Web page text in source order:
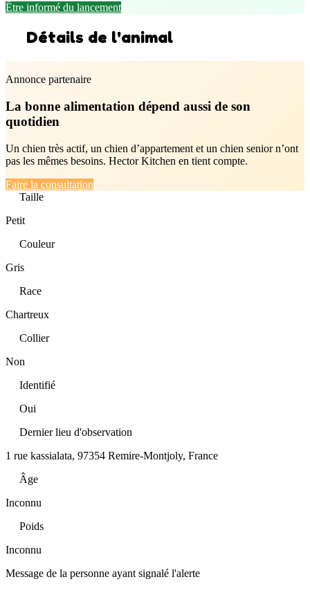
Être informé du lancement
Détails de l'animal
Annonce partenaire
La bonne alimentation dépend aussi de son
quotidien
Un chien très actif, un chien d’appartement et un chien senior n’ont
pas les mêmes besoins. Hector Kitchen en tient compte.
Faire la consultation
Taille
Petit
Couleur
Gris
Race
Chartreux
Collier
Non
Identifié
Oui
Dernier lieu d'observation
1 rue kassialata, 97354 Remire-Montjoly, France
Âge
Inconnu
Poids
Inconnu
Message de la personne ayant signalé l'alerte